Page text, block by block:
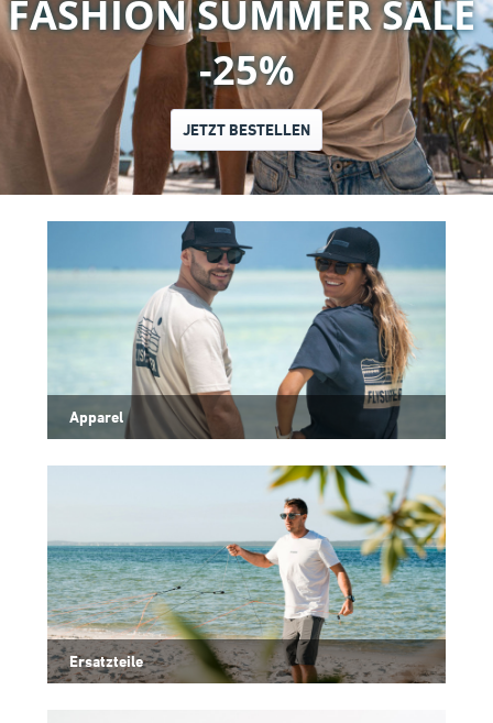
Apparel
Ersatzteile
SALE
-25%
JETZT BESTELLEN